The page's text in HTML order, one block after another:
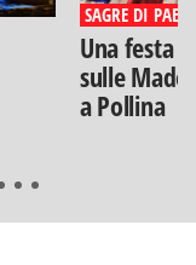
SAGRE DI PAESE
Una festa
sulle
a Pollina